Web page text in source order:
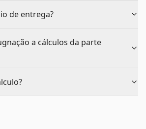
de entrega?
a cálculos da parte